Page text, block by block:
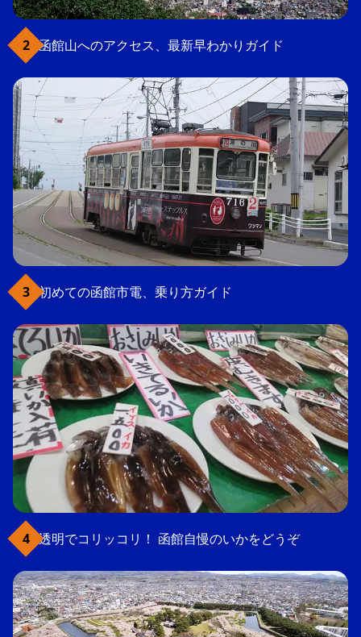
函館山へのアクセス、最新早わかりガイド
初めての函館市電、乗り方ガイド
透明でコリッコリ！ 函館自慢のいかをどうぞ